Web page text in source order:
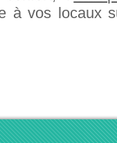
à vos locaux